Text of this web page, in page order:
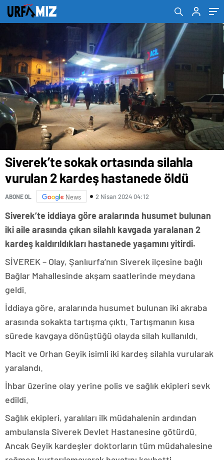
Siverek’te sokak ortasında silahla
vurulan 2 kardeş hastanede öldü
ABONE OL News 2 Nisan 2024 04:12
Siverek’te iddiaya göre aralarında husumet bulunan
iki aile arasında çıkan silahlı kavgada yaralanan 2
kardeş kaldırıldıkları hastanede yaşamını yitirdi.
SİVEREK – Olay, Şanlıurfa’nın Siverek ilçesine bağlı
Bağlar Mahallesinde akşam saatlerinde meydana
geldi.
İddiaya göre, aralarında husumet bulunan iki akraba
arasında sokakta tartışma çıktı. Tartışmanın kısa
sürede kavgaya dönüştüğü olayda silah kullanıldı.
Macit ve Orhan Geyik isimli iki kardeş silahla vurularak
yaralandı.
İhbar üzerine olay yerine polis ve sağlık ekipleri sevk
edildi.
Sağlık ekipleri, yaralıları ilk müdahalenin ardından
ambulansla Siverek Devlet Hastanesine götürdü.
Ancak Geyik kardeşler doktorların tüm müdahalesine